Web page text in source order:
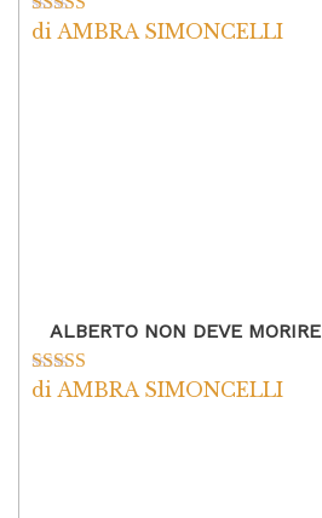
Valutato5su
di AMBRA SIMONCELLI
ALBERTO NON DEVE MORIRE
Valutato5su
di AMBRA SIMONCELLI